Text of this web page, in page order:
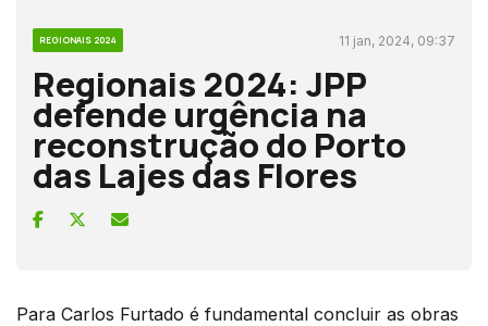
REGIONAIS 2024 11 jan, 2024, 09:37
Regionais 2024: JPP
defende urgência na
reconstrução do Porto
das Lajes das Flores
Para Carlos Furtado é fundamental concluir as obras